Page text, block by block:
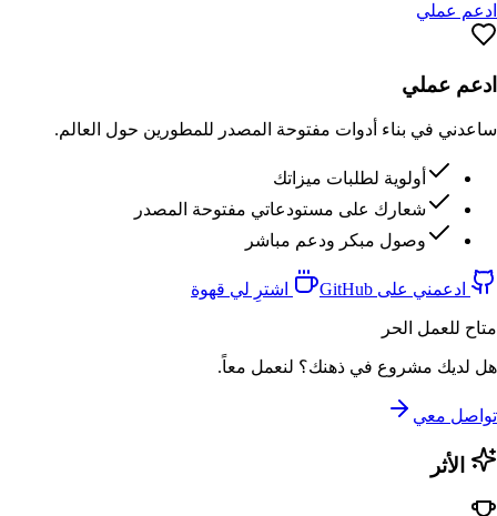
ادعم عملي
ادعم عملي
ساعدني في بناء أدوات مفتوحة المصدر للمطورين حول العالم.
أولوية لطلبات ميزاتك
شعارك على مستودعاتي مفتوحة المصدر
وصول مبكر ودعم مباشر
ادعمني على GitHub اشترِ لي قهوة
متاح للعمل الحر
هل لديك مشروع في ذهنك؟ لنعمل معاً.
تواصل معي
الأثر